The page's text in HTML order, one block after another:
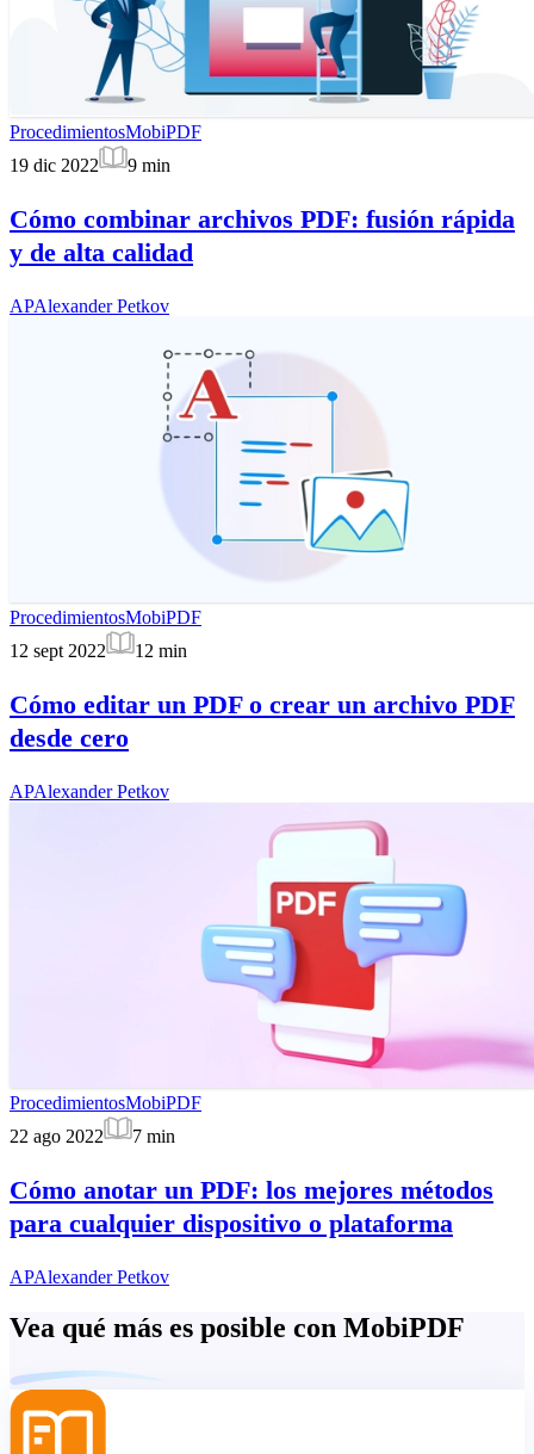
ProcedimientosMobiPDF
19 dic 2022
9 min
Cómo combinar archivos PDF: fusión rápida
y de alta calidad
APAlexander Petkov
ProcedimientosMobiPDF
12 sept 2022
12 min
Cómo editar un PDF o crear un archivo PDF
desde cero
APAlexander Petkov
ProcedimientosMobiPDF
22 ago 2022
7 min
Cómo anotar un PDF: los mejores métodos
para cualquier dispositivo o plataforma
APAlexander Petkov
Vea qué más es posible con MobiPDF